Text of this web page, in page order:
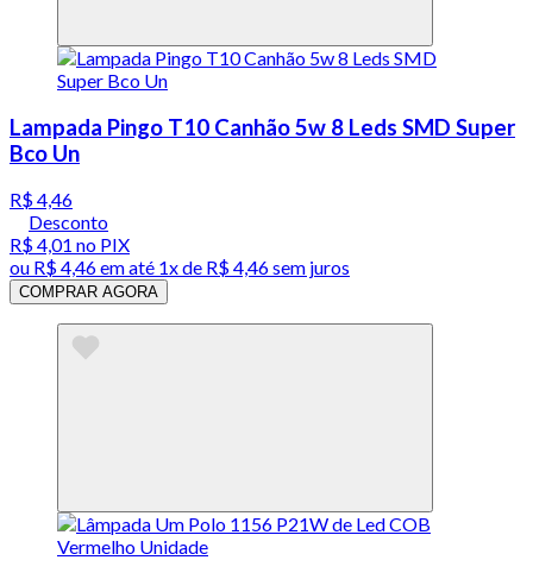
Lampada Pingo T10 Canhão 5w 8 Leds SMD Super
Bco Un
R$ 4,46
Desconto
R$ 4,01 no PIX
ou R$ 4,46em até 1x de R$ 4,46sem juros
COMPRAR AGORA